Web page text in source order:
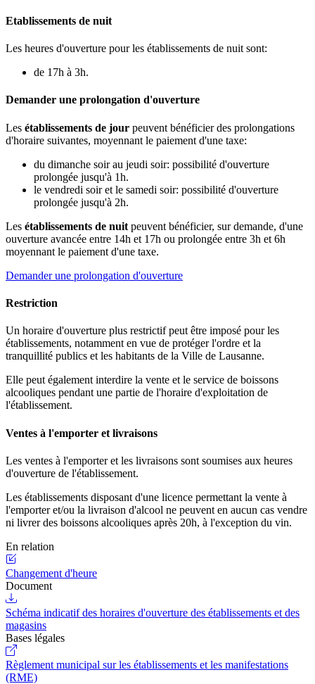
Etablissements de nuit
Les heures d'ouverture pour les établissements de nuit sont:
de 17h à 3h.
Demander une prolongation d'ouverture
Les établissements de jour peuvent bénéficier des prolongations
d'horaire suivantes, moyennant le paiement d'une taxe:
du dimanche soir au jeudi soir: possibilité d'ouverture
prolongée jusqu'à 1h.
le vendredi soir et le samedi soir: possibilité d'ouverture
prolongée jusqu'à 2h.
Les établissements de nuit peuvent bénéficier, sur demande, d'une
ouverture avancée entre 14h et 17h ou prolongée entre 3h et 6h
moyennant le paiement d'une taxe.
Demander une prolongation d'ouverture
Restriction
Un horaire d'ouverture plus restrictif peut être imposé pour les
établissements, notamment en vue de protéger l'ordre et la
tranquillité publics et les habitants de la Ville de Lausanne.
Elle peut également interdire la vente et le service de boissons
alcooliques pendant une partie de l'horaire d'exploitation de
l'établissement.
Ventes à l'emporter et livraisons
Les ventes à l'emporter et les livraisons sont soumises aux heures
d'ouverture de l'établissement.
Les établissements disposant d'une licence permettant la vente à
l'emporter et/ou la livraison d'alcool ne peuvent en aucun cas vendre
ni livrer des boissons alcooliques après 20h, à l'exception du vin.
En relation
Changement d'heure
Document
Schéma indicatif des horaires d'ouverture des établissements et des
magasins
Bases légales
Règlement municipal sur les établissements et les manifestations
(RME)